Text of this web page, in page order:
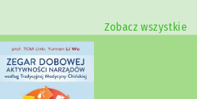
Zobacz wszystkie